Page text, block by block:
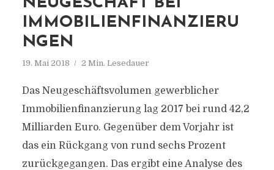
NEUGESCHÄFT BEI
IMMOBILIENFINANZIERU
NGEN
19. Mai 2018 2 Min. Lesedauer
Das Neugeschäftsvolumen gewerblicher
Immobilienfinanzierung lag 2017 bei rund 42,2
Milliarden Euro. Gegenüber dem Vorjahr ist
das ein Rückgang von rund sechs Prozent
zurückgegangen. Das ergibt eine Analyse des